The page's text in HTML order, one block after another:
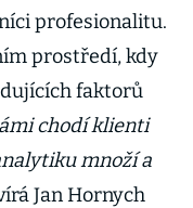
profesionalitu.
prostředí, kdy
faktorů
chodí klienti
množí a
Jan Hornych